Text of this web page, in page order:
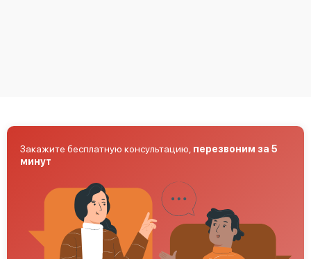
Закажите бесплатную консультацию, перезвоним за 5
минут